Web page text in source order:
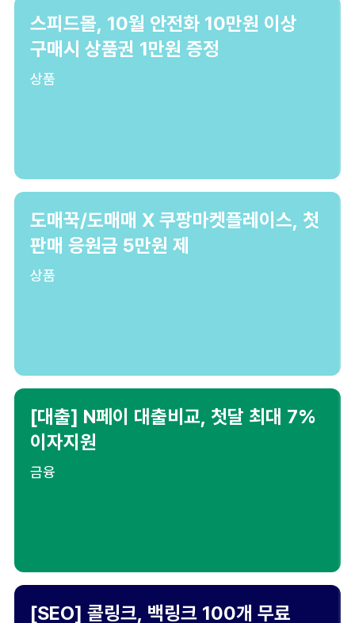
스피드몰, 10월 안전화 10만원 이상
구매시 상품권 1만원 증정
상품
도매꾹/도매매 X 쿠팡마켓플레이스, 첫
판매 응원금 5만원 제
상품
[대출] N페이 대출비교, 첫달 최대 7%
이자지원
금융
[SEO] 콜링크, 백링크 100개 무료